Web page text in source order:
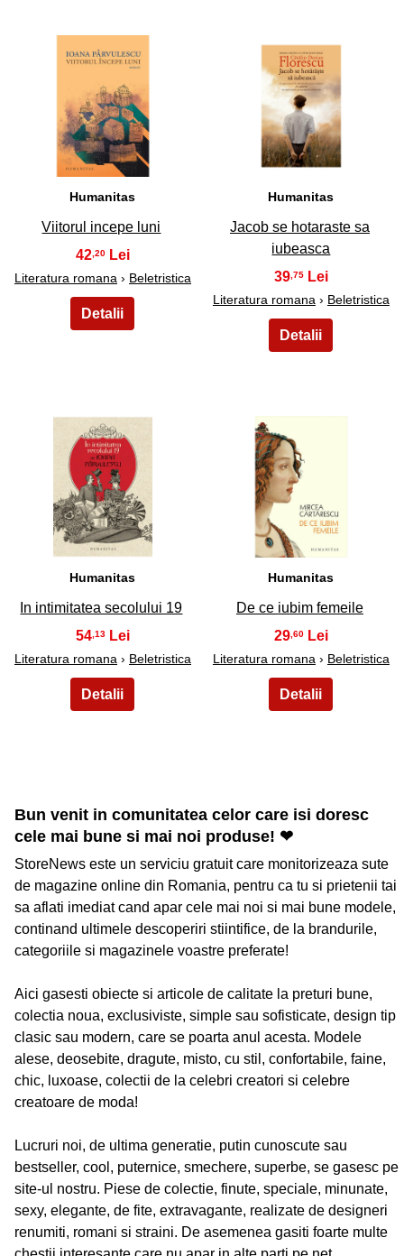
47
Humanitas
Viitorul incepe luni
42 ,20
Literatura romana › Beletristica
48
Humanitas
Jacob se hotaraste sa
iubeasca
39,75
Literatura romana › Beletristica
49
Humanitas
In intimitatea secolului 19
54 ,13
Literatura romana › Beletristica
50
Humanitas
De ce iubim femeile
29,60
Literatura romana › Beletristica
Bun venit in comunitatea celor care isi doresc
cele mai bune si mai noi produse! ❤
StoreNews este un serviciu gratuit care monitorizeaza sute
de magazine online din Romania, pentru ca tu si prietenii tai
sa aflati imediat cand apar cele mai noi si mai bune modele,
continand ultimele descoperiri stiintifice, de la brandurile,
categoriile si magazinele voastre preferate!
Aici gasesti obiecte si articole de calitate la preturi bune,
colectia noua, exclusiviste, simple sau sofisticate, design tip
clasic sau modern, care se poarta anul acesta. Modele
alese, deosebite, dragute, misto, cu stil, confortabile, faine,
chic, luxoase, colectii de la celebri creatori si celebre
creatoare de moda!
Lucruri noi, de ultima generatie, putin cunoscute sau
bestseller, cool, puternice, smechere, superbe, se gasesc pe
site-ul nostru. Piese de colectie, finute, speciale, minunate,
sexy, elegante, de fite, extravagante, realizate de designeri
renumiti, romani si straini. De asemenea gasiti foarte multe